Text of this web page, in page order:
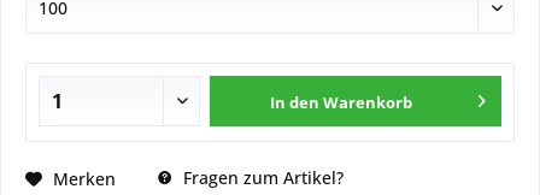
In den Warenkorb
Merken Fragen zum Artikel?